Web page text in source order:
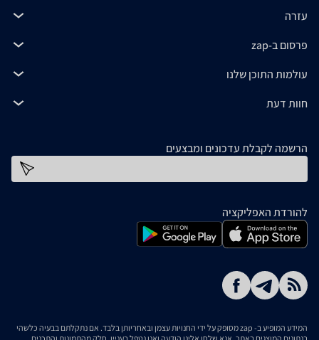
עזרה
פרסום ב-zap
עולמות התוכן שלנו
חוות דעת
הרשמה לקבלת עדכונים ומבצעים
להורדת האפליקציה
המידע המופיע ב- zap מסופק על ידי החנויות עצמן ובאחריותן בלבד. אם נתקלתם בבעיה כלשהי